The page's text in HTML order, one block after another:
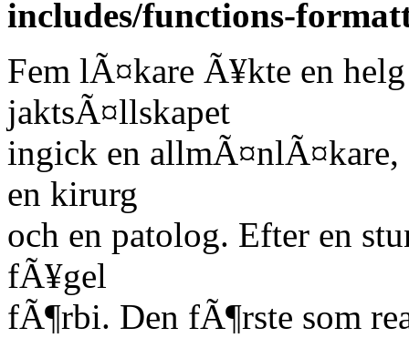
includes/functions-
Fem lÃ¤kare Ã¥kte en
jaktsÃ¤llskapet
ingick en allmÃ¤nlÃ¤kare,
en kirurg
och en patolog. Efter en
fÃ¥gel
fÃ¶rbi. Den fÃ¶rste som